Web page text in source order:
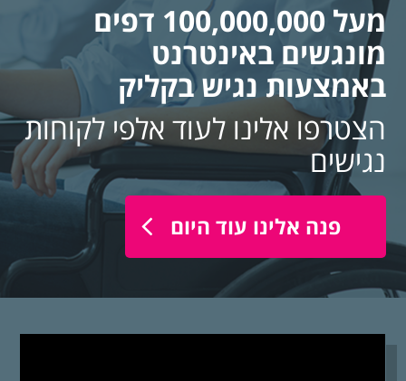
מעל 100,000,000 דפים
מונגשים באינטרנט
באמצעות נגיש בקליק
הצטרפו אלינו לעוד אלפי לקוחות
נגישים
פנה אלינו עוד היום